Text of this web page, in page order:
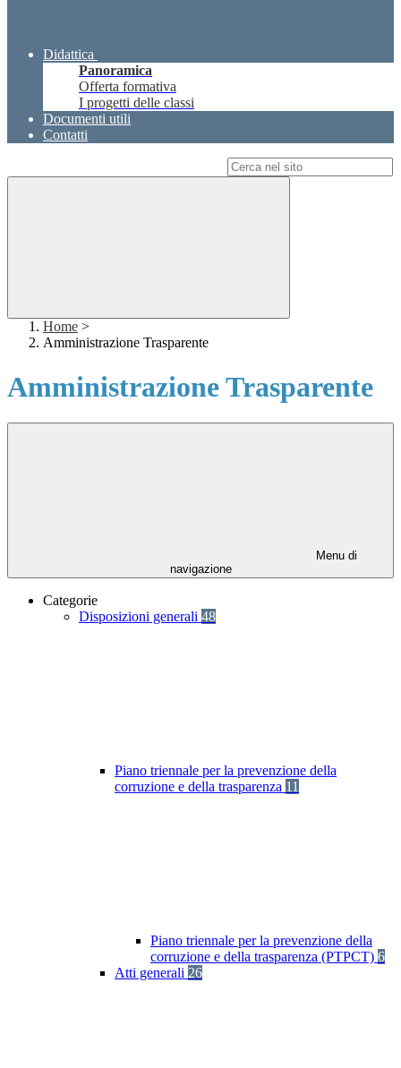
Didattica
Panoramica
Offerta formativa
I progetti delle classi
Documenti utili
Contatti
Home >
Amministrazione Trasparente
Amministrazione Trasparente
Menu di
navigazione
Categorie
Disposizioni generali 48
Piano triennale per la prevenzione della
corruzione e della trasparenza 11
Piano triennale per la prevenzione della
corruzione e della trasparenza (PTPCT) 6
Atti generali 26